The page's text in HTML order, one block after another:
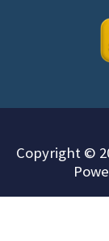
Copyright ©